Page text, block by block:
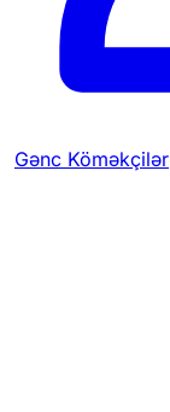
Gənc Köməkçilər